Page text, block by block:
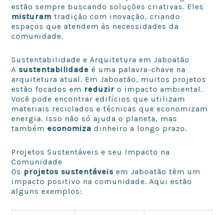
estão sempre buscando soluções criativas. Eles
misturam tradição com inovação, criando
espaços que atendem às necessidades da
comunidade.
Sustentabilidade e Arquitetura em Jaboatão
A sustentabilidade é uma palavra-chave na
arquitetura atual. Em Jaboatão, muitos projetos
estão focados em reduzir o impacto ambiental.
Você pode encontrar edifícios que utilizam
materiais reciclados e técnicas que economizam
energia. Isso não só ajuda o planeta, mas
também economiza dinheiro a longo prazo.
Projetos Sustentáveis e seu Impacto na
Comunidade
Os projetos sustentáveis em Jaboatão têm um
impacto positivo na comunidade. Aqui estão
alguns exemplos: